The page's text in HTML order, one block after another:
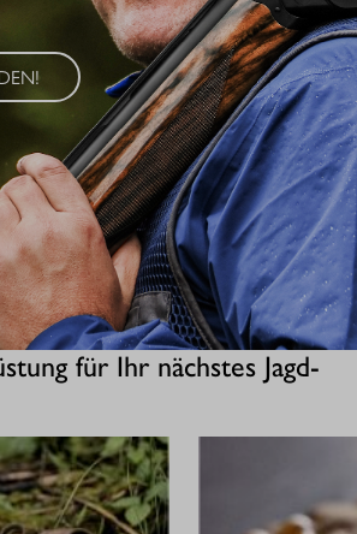
für Ihr nächstes Jagd-